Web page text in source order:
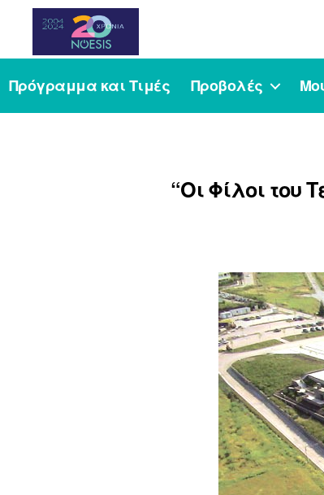
Noesis
Πρόγραμμα και Τιμές
Προβολές
“Οι Φίλοι του